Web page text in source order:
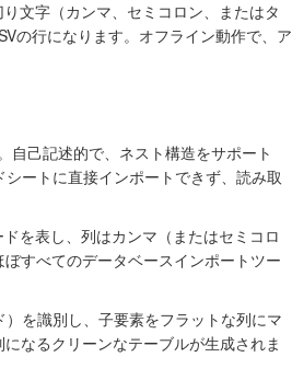
文字（カンマ、セミコロン、またはタ
の行になります。オフライン動作で、ア
自己記述的で、ネスト構造をサポート
ートに直接インポートできず、読み取
を表し、列はカンマ（またはセミコロ
すべてのデータベースインポートツー
を識別し、子要素をフラットな列にマ
なるクリーンなテーブルが生成されま